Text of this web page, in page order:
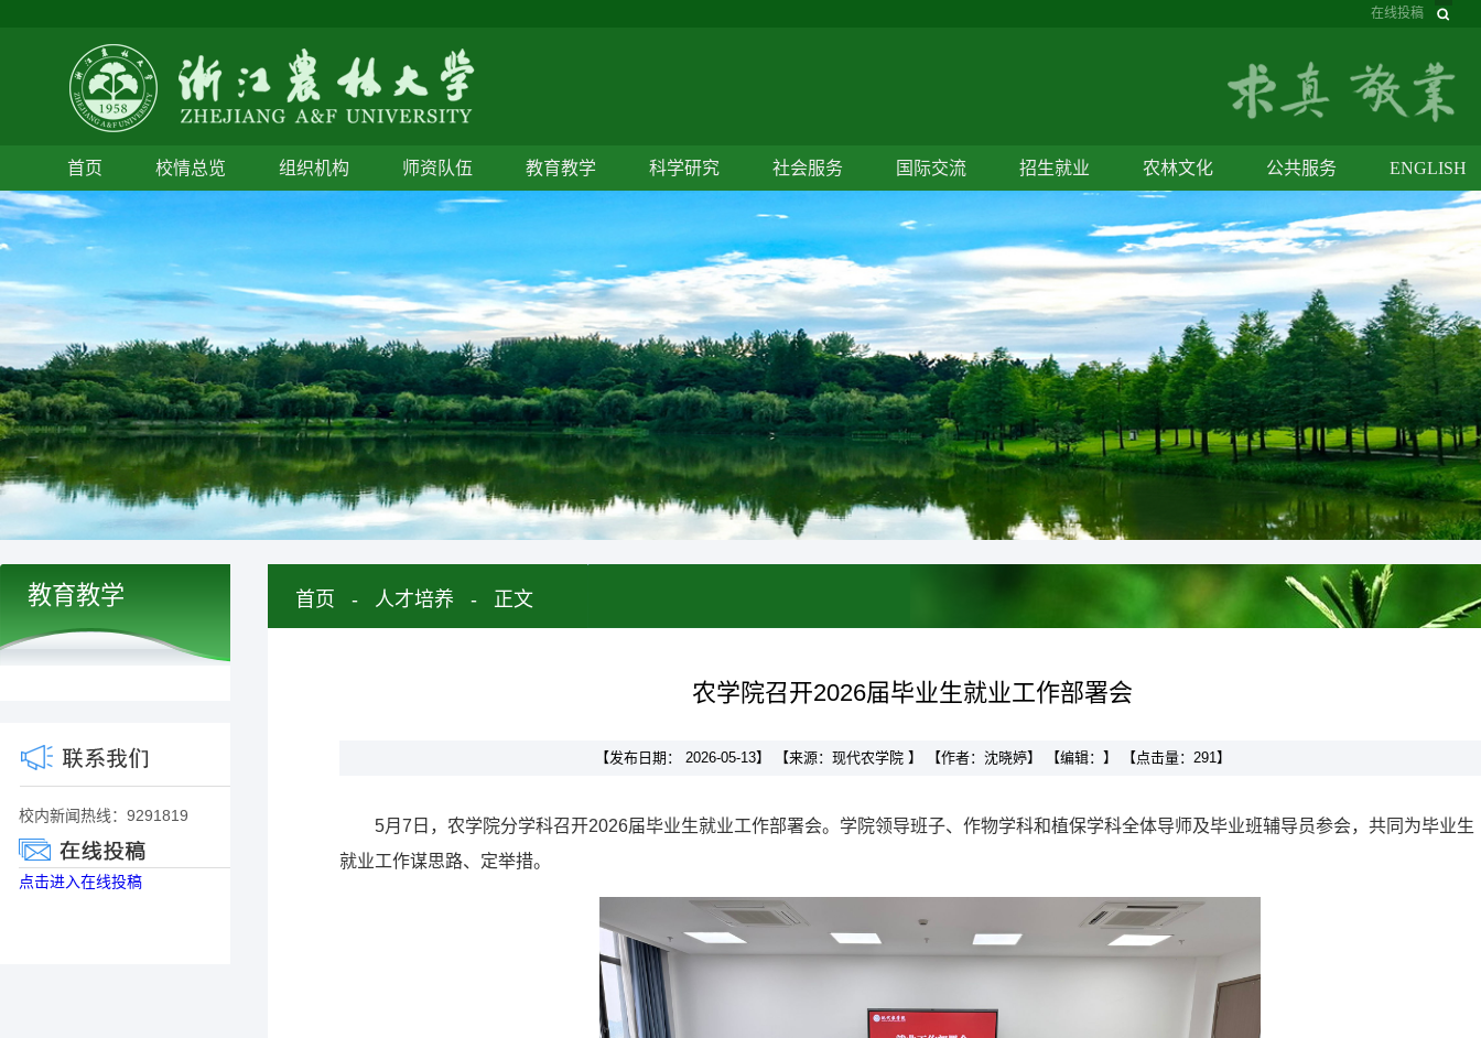
在线投稿
首页 校情总览 组织机构 师资队伍 教育教学 科学研究 社会服务 国际交流 招生就业 农林文化 公共服务 ENGLISH
教育教学
校内新闻热线：9291819
点击进入在线投稿
首页 - 人才培养 - 正文
农学院召开2026届毕业生就业工作部署会
【发布日期： 2026-05-13】 【来源：现代农学院 】 【作者：沈晓婷】 【编辑：】 【点击量： 291】
5月7日，农学院分学科召开2026届毕业生就业工作部署会。学院领导班子、作物学科和植保学科全体导师及毕业班辅导员参会，共同为毕业生
就业工作谋思路、定举措。